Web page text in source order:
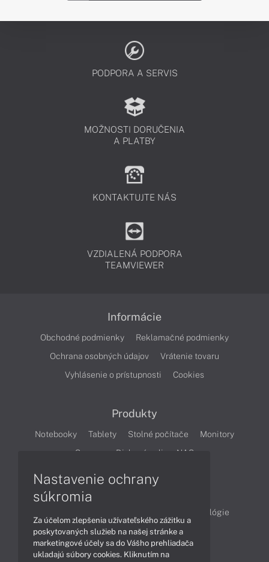
PODPORA A SERVIS
MOŽNOSTI DORUČENIA
A PLATBY
KONTAKTUJTE NÁS
VZDIALENÁ PODPORA
TEAMVIEWER
Informácie
Obchodné podmienky
Reklamačné podmienky
Ochrana osobných údajov
Vrátenie tovaru
Vyhlásenie o prístupnosti
Cookies
Produkty
Notebooky Tablety Stolné počítače
Monitory
Servery
Diskové polia a NAS
Technológie
Videá
Nastavenie ochrany
súkromia
Za účelom zlepšenia užívateľského zážitku a
poskytovaných služieb na našej stránke a
marketingové účely sa do Vášho prehliadača
ukladajú súbory cookies. Kliknutím na